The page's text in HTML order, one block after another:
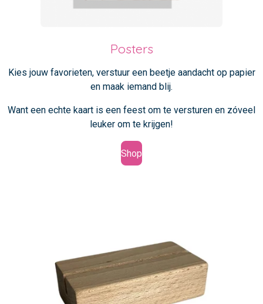
Posters
Kies jouw favorieten, verstuur een beetje aandacht op papier
en maak iemand blij.
Want een echte kaart is een feest om te versturen en zóveel
leuker om te krijgen!
Shop